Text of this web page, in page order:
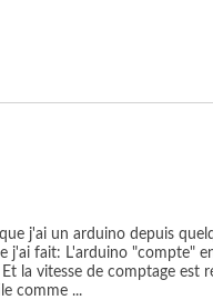
j'ai un arduino depuis
j'ai fait: L'arduino "compte"
la vitesse de comptage est
comme ...